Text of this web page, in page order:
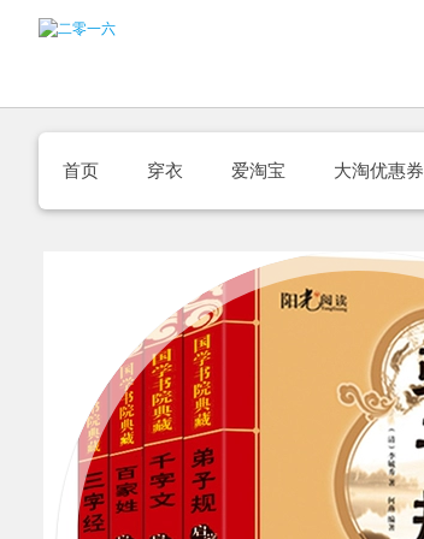
首页 穿衣 爱淘宝 大淘优惠券